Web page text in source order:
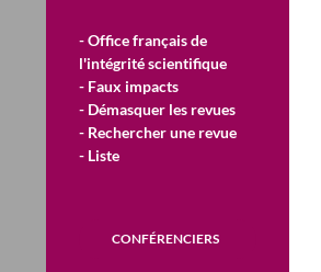
- Office français de
l'intégrité scientifique
- Faux impacts
- Démasquer les revues
- Rechercher une revue
- Liste
CONFÉRENCIERS